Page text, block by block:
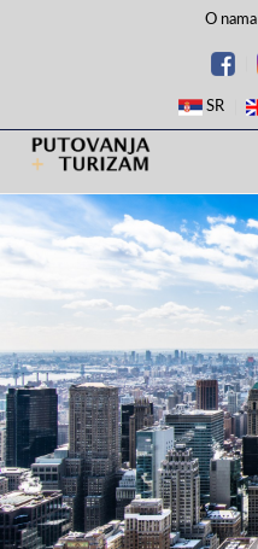
O nama
SR